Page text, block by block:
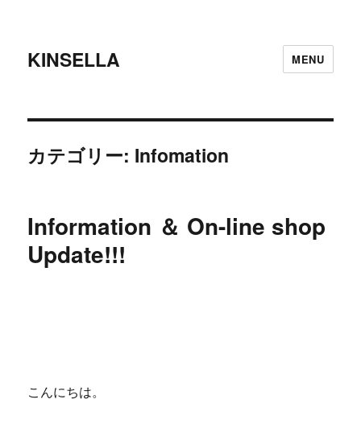
KINSELLA MENU
カテゴリー: Infomation
Information ＆ On-line shop
Update!!!
こんにちは。